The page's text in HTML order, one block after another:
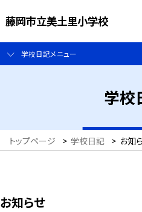
藤岡市立美土里小学校
学校日記メニュー
学校
トップページ > 学校日記 > お知
お知らせ